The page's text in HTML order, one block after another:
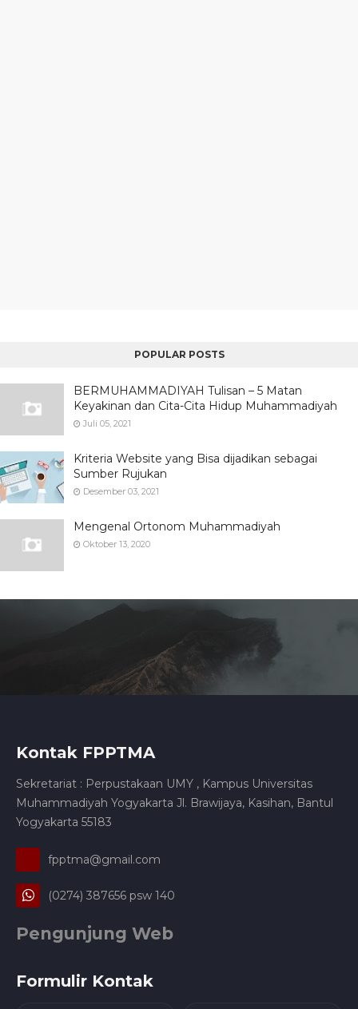
POPULAR POSTS
BERMUHAMMADIYAH Tulisan – 5 Matan
Keyakinan dan Cita-Cita Hidup Muhammadiyah
Juli 05, 2021
Kriteria Website yang Bisa dijadikan sebagai
Sumber Rujukan
Desember 03, 2021
Mengenal Ortonom Muhammadiyah
Oktober 13, 2020
Kontak FPPTMA
Sekretariat : Perpustakaan UMY , Kampus Universitas
Muhammadiyah Yogyakarta Jl. Brawijaya, Kasihan, Bantul
Yogyakarta 55183
fpptma@gmail.com
(0274) 387656 psw 140
Pengunjung Web
Formulir Kontak